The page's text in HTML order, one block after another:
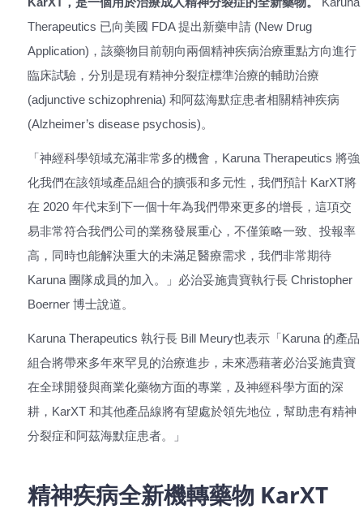
Therapeutics 已向美國 FDA 提出新藥申請 (New Drug
Application)，該藥物目前朝向兩個精神疾病治療重點方向進行
臨床試驗，分別是現有精神分裂症標準治療的輔助治療
(adjunctive schizophrenia) 和阿茲海默症患者相關精神疾病
(Alzheimer’s disease psychosis)。
「神經科學領域充滿非常多的機會，Karuna Therapeutics 將強
化我們在該領域產品組合的擴張和多元性，我們預計 KarXT將
在 2020 年代末到下一個十年為我們帶來更多的增長，這項交
易非常符合我們公司的業務發展重心，不僅策略一致、投報率
高，同時也能解決重大的未滿足醫療需求，我們非常期待
Karuna 團隊成員的加入。」必治妥施貴寶執行長 Christopher
Boerner 博士說道。
Karuna Therapeutics 執行長 Bill Meury也表示「Karuna 的產品
組合將帶來多年來罕見的治療進步，未來憑藉著必治妥施貴寶
在全球開發與商業化藥物方面的專業，及神經科學方面的深
耕，KarXT 和其他產品線將有望處於領先地位，幫助患有精神
分裂症和阿茲海默症患者。」
精神疾病全新機轉藥物 KarXT